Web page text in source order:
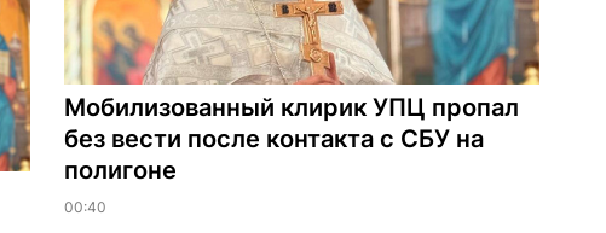
Мобилизованный клирик УПЦ пропал
без вести после контакта с СБУ на
полигоне
00:40